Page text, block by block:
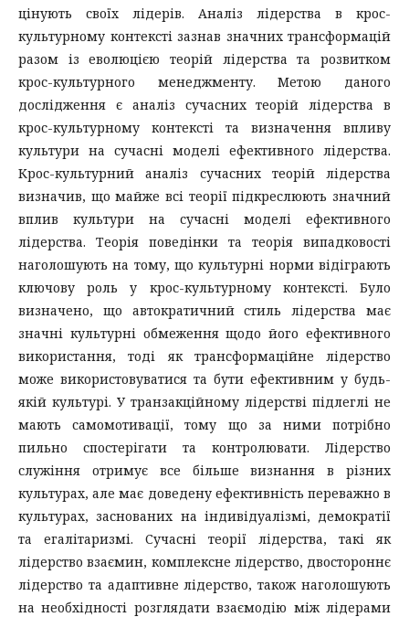
цінують своїх лідерів. Аналіз лідерства в крос-
культурному контексті зазнав значних трансформацій
разом із еволюцією теорій лідерства та розвитком
крос-культурного менеджменту. Метою даного
дослідження є аналіз сучасних теорій лідерства в
крос-культурному контексті та визначення впливу
культури на сучасні моделі ефективного лідерства.
Крос-культурний аналіз сучасних теорій лідерства
визначив, що майже всі теорії підкреслюють значний
вплив культури на сучасні моделі ефективного
лідерства. Теорія поведінки та теорія випадковості
наголошують на тому, що культурні норми відіграють
ключову роль у крос-культурному контексті. Було
визначено, що автократичний стиль лідерства має
значні культурні обмеження щодо його ефективного
використання, тоді як трансформаційне лідерство
може використовуватися та бути ефективним у будь-
якій культурі. У транзакційному лідерстві підлеглі не
мають самомотивації, тому що за ними потрібно
пильно спостерігати та контролювати. Лідерство
служіння отримує все більше визнання в різних
культурах, але має доведену ефективність переважно в
культурах, заснованих на індивідуалізмі, демократії
та егалітаризмі. Сучасні теорії лідерства, такі як
лідерство взаємин, комплексне лідерство, двостороннє
лідерство та адаптивне лідерство, також наголошують
на необхідності розглядати взаємодію між лідерами